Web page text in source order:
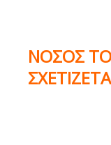
ΝΟΣΟΣ